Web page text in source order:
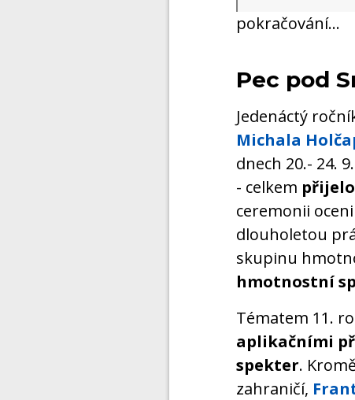
pokračování...
Pec pod
Jedenáctý
Michala
dnech 20.- 24.
- celkem přijelo
ceremonii
dlouholetou
skupinu
hmotnostní
Tématem 11.
aplikačními
spekter.
zahraničí,